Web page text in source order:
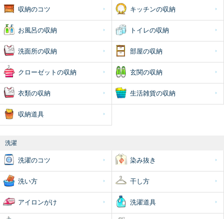
収納のコツ キッチンの収納
お風呂の収納 トイレの収納
洗面所の収納 部屋の収納
クローゼットの収納 玄関の収納
衣類の収納 生活雑貨の収納
収納道具
洗濯
洗濯のコツ 染み抜き
洗い方 干し方
アイロンがけ 洗濯道具